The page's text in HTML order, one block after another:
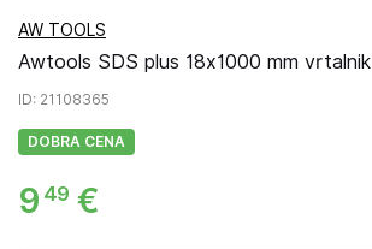
AW TOOLS
Awtools SDS plus 18x1000 mm vrtalnik
ID: 21108365
DOBRA CENA
9 49 €